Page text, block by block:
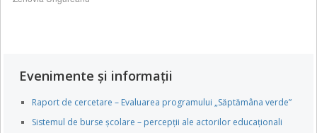
Evenimente și informații
Raport de cercetare – Evaluarea programului „Săptămâna verde”
Sistemul de burse școlare – percepții ale actorilor educaționali